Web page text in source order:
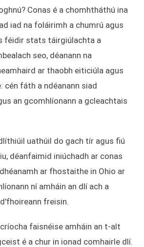
Conas é a chomhtháthú ina
iad na foláirimh a chumrú agus
féidir stats táirgiúlachta a
seo, déanann na
ar thaobh eiticiúla agus
cén fáth a ndéanann siad
an gcomhlíonann a gcleachtais
uathúil do gach tír agus fiú
déanfaimid iniúchadh ar conas
ar fhostaithe in Ohio ar
ní amháin an dlí ach a
freisin.
faisnéise amháin an t-alt
é a chur in ionad comhairle dlí.